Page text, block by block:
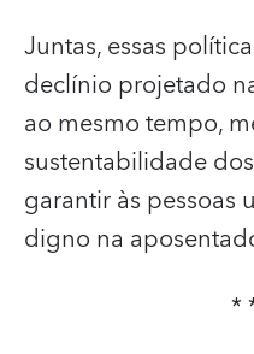
Juntas, essas
declínio projetado
ao mesmo tempo,
sustentabilidade
garantir às pessoas
digno na
*